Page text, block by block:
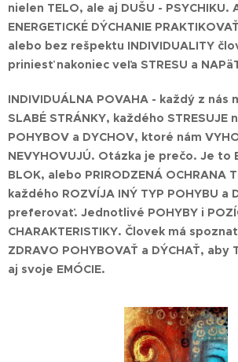
nielen TELO, ale aj DUŠU - PSYCHIKU.
ENERGETICKÉ DÝCHANIE
alebo bez rešpektu INDIVIDUALITY
priniesť nakoniec veľa STRESU a
INDIVIDUÁLNA POVAHA - každý z nás
SLABÉ STRÁNKY, každého STRESUJE
POHYBOV a DYCHOV, ktoré nám
NEVYHOVUJÚ. Otázka je prečo. Je to
BLOK, alebo PRIRODZENÁ OCHRANA
každého ROZVÍJA INÝ TYP POHYBU a
preferovať. Jednotlivé POHYBY i
CHARAKTERISTIKY. Človek má
ZDRAVO POHYBOVAŤ a DÝCHAŤ, aby
aj svoje EMÓCIE.